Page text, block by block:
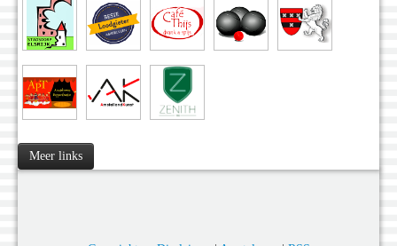
Meer links